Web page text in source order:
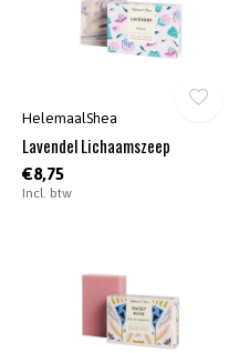
HelemaalShea
Lavendel Lichaamszeep
€8,75
Incl. btw